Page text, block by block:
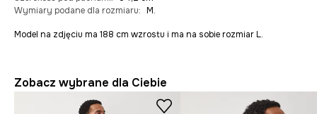
Wymiary podane dla rozmiaru: M.
Model na zdjęciu ma 188 cm wzrostu i ma na sobie rozmiar L.
Zobacz wybrane dla Ciebie